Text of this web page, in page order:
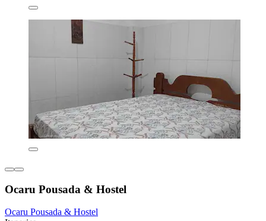
Ocaru Pousada & Hostel
Ocaru Pousada & Hostel